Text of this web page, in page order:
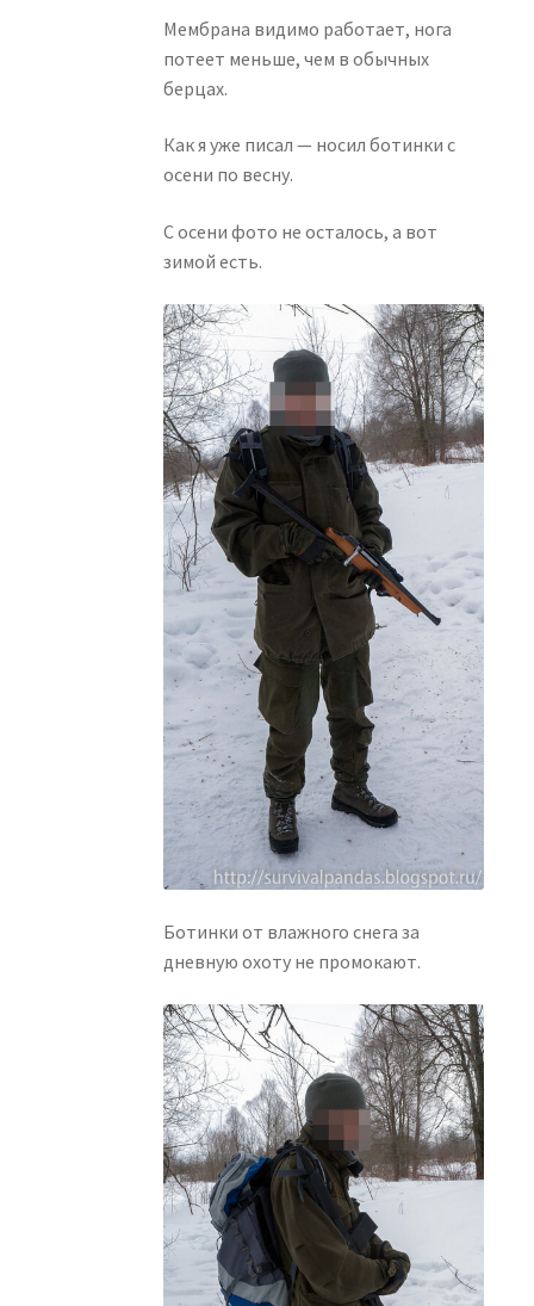
Мембрана видимо работает, нога
потеет меньше, чем в обычных
берцах.
Как я уже писал — носил ботинки с
осени по весну.
С осени фото не осталось, а вот
зимой есть.
Ботинки от влажного снега за
дневную охоту не промокают.